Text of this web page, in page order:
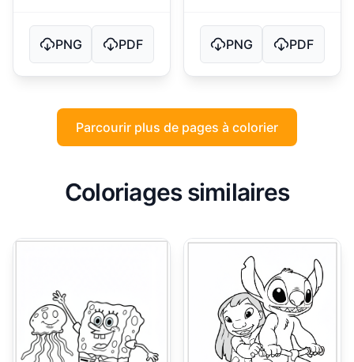
PNG PDF PNG PDF
Parcourir plus de pages à colorier
Coloriages similaires